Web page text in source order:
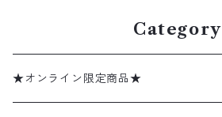
Category
★オンライン限定商品★